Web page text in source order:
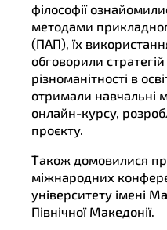
філософії
методами
(ПАП), їх
обговорили
різноманітності в
отримали навчальні
онлайн-курсу,
проєкту.
Також домовилися
міжнародних
університету імені
Північної Македонії.